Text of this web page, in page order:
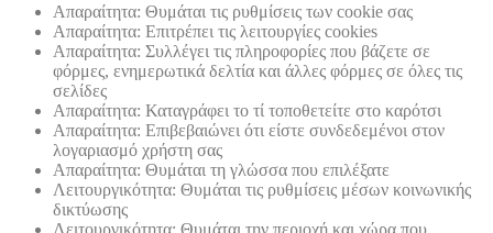
Απαραίτητα: Θυμάται τις ρυθμίσεις των cookie σας
Απαραίτητα: Επιτρέπει τις λειτουργίες cookies
Απαραίτητα: Συλλέγει τις πληροφορίες που βάζετε σε
φόρμες, ενημερωτικά δελτία και άλλες φόρμες σε όλες τις
σελίδες
Απαραίτητα: Καταγράφει το τί τοποθετείτε στο καρότσι
Απαραίτητα: Επιβεβαιώνει ότι είστε συνδεδεμένοι στον
λογαριασμό χρήστη σας
Απαραίτητα: Θυμάται τη γλώσσα που επιλέξατε
Λειτουργικότητα: Θυμάται τις ρυθμίσεις μέσων κοινωνικής
δικτύωσης
Λειτουργικότητα: Θυμάται την περιοχή και χώρα που